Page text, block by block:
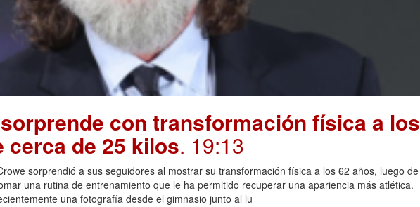
con transformación física a los
cerca de 25 kilos. 19:13
sorprendió a sus seguidores al mostrar su transformación física a los 62 años, luego de
una rutina de entrenamiento que le ha permitido recuperar una apariencia más atlética.
una fotografía desde el gimnasio junto al lu